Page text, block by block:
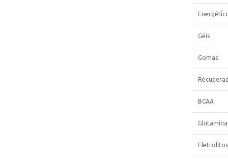
Géis
Gomas
BCAA
Glutamina
Eletrólitos